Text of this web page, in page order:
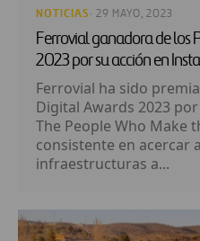
NOTICIAS · 29 MAYO, 2023
Ferrovial ganadora de los
2023 por su acción en
Ferrovial ha sido
Digital Awards 2023
The People Who Make
consistente en acercar
infraestructuras a...